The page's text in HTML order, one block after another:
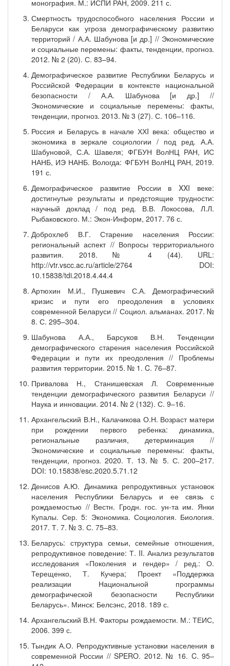
монография. М.: ИСПИ РАН, 2009. 211 с.
Смертность трудоспособного населения России и
Беларуси как угроза демографическому развитию
территорий / А.А. Шабунова [и др.] // Экономические
и социальные перемены: факты, тенденции, прогноз.
2012. № 2 (20). С. 83–94.
Демографическое развитие Республики Беларусь и
Российской Федерации в контексте национальной
безопасности / А.А. Шабунова [и др.] //
Экономические и социальные перемены: факты,
тенденции, прогноз. 2013. № 3 (27). С. 106–116.
Россия и Беларусь в начале ХХI века: общество и
экономика в зеркале социологии / под ред. А.А.
Шабуновой, С.А. Шавеля; ФГБУН ВолНЦ РАН, ИС
НАНБ, ИЭ НАНБ. Вологда: ФГБУН ВолНЦ РАН, 2019.
191 с.
Демографическое развитие России в XXI веке:
достигнутые результаты и предстоящие трудности:
научный доклад / под ред. В.В. Локосова, Л.Л.
Рыбаковского. М.: Экон-Информ, 2017. 76 с.
Доброхлеб В.Г. Старение населения России:
региональный аспект // Вопросы территориального
развития. 2018. № 4 (44). URL:
http://vtr.vscc.ac.ru/article/2764 DOI:
10.15838/tdi.2018.4.44.4
Артюхин М.И., Пушкевич С.А. Демографический
кризис и пути его преодоления в условиях
современной Беларуси // Социол. альманах. 2017. №
8. С. 295–304.
Шабунова А.А., Барсуков В.Н. Тенденции
демографического старения населения Российской
Федерации и пути их преодоления // Проблемы
развития территории. 2015. № 1. C. 76–87.
Привалова Н., Станишевская Л. Современные
тенденции демографического развития Беларуси //
Наука и инновации. 2014. № 2 (132). С. 9–16.
Архангельский В.Н., Калачикова О.Н. Возраст матери
при рождении первого ребенка: динамика,
региональные различия, детерминация //
Экономические и социальные перемены: факты,
тенденции, прогноз. 2020. Т. 13. № 5. С. 200–217.
DOI: 10.15838/esc.2020.5.71.12
Денисов А.Ю. Динамика репродуктивных установок
населения Республики Беларусь и ее связь с
рождаемостью // Вестн. Гродн. гос. ун-та им. Янки
Купалы. Сер. 5: Экономика. Социология. Биология.
2017. Т. 7. № 3. С. 75–83.
Беларусь: структура семьи, семейные отношения,
репродуктивное поведение: Т. II. Анализ результатов
исследования «Поколения и гендер» / ред.: О.
Терещенко, Т. Кучера; Проект «Поддержка
реализации Национальной программы
демографической безопасности Республики
Беларусь». Минск: Белсэнс, 2018. 189 с.
Архангельский В.Н. Факторы рождаемости. М.: ТЕИС,
2006. 399 с.
Тындик А.О. Репродуктивные установки населения в
современной России // SPERO. 2012. № 16. C. 95–